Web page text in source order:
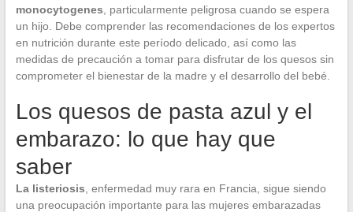
monocytogenes , particularmente peligrosa cuando se espera
un hijo. Debe comprender las recomendaciones de los expertos
en nutrición durante este período delicado, así como las
medidas de precaución a tomar para disfrutar de los quesos sin
comprometer el bienestar de la madre y el desarrollo del bebé.
Los quesos de pasta azul y el
embarazo: lo que hay que
saber
La listeriosis , enfermedad muy rara en Francia, sigue siendo
una preocupación importante para las mujeres embarazadas